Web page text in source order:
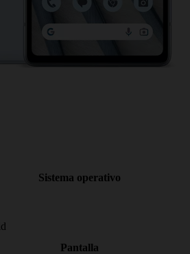
Sistema operativo
Pantalla